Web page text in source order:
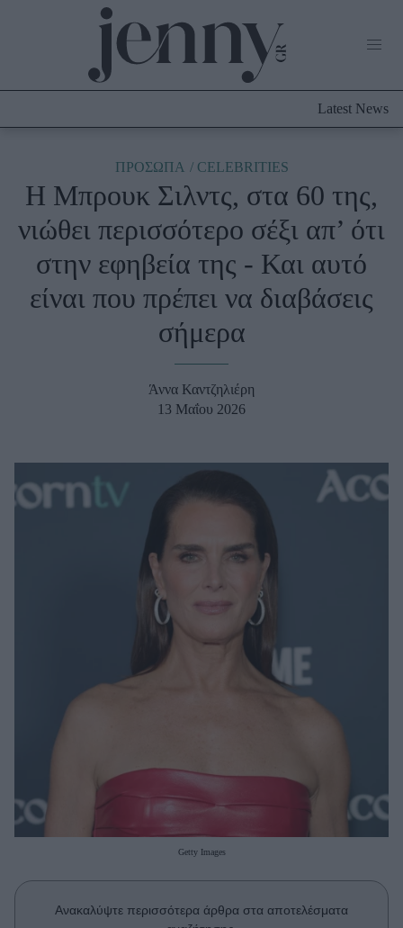
Culture
Fashion
Shopping
Styling Tips
Fashion News
Beauty - Ομορφιά
Well being
Working Girl
Real Women
Celebrities
Συνεντεύξεις
True Stories
Ask the Guru
Latest News
ΠΡΟΣΩΠΑ CELEBRITIES
Η Μπρουκ Σιλντς, στα 60 της,
νιώθει περισσότερο σέξι απ’ ότι
στην εφηβεία της - Και αυτό
είναι που πρέπει να διαβάσεις
σήμερα
Άννα Καντζηλιέρη
13 Μαΐου 2026
Getty Images
Ανακαλύψτε περισσότερα άρθρα στα αποτελέσματα